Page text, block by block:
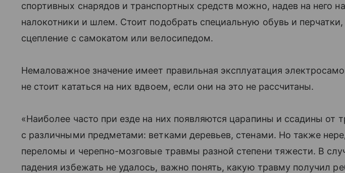
спортивных снарядов и транспортных средств можно, надев на него
налокотники и шлем. Стоит подобрать специальную обувь и
сцепление с самокатом или велосипедом.
Немаловажное значение имеет правильная эксплуатация
не стоит кататься на них вдвоем, если они на это не рассчитаны.
«Наиболее часто при езде на них появляются царапины и ссадины от
с различными предметами: ветками деревьев, стенами. Но также
переломы и черепно-мозговые травмы разной степени тяжести. В
падения избежать не удалось, важно понять, какую травму получил